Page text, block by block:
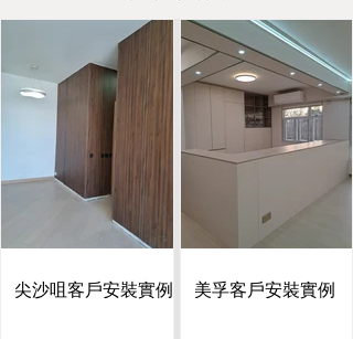
尖沙咀客戶安裝實例 美孚客戶安裝實例